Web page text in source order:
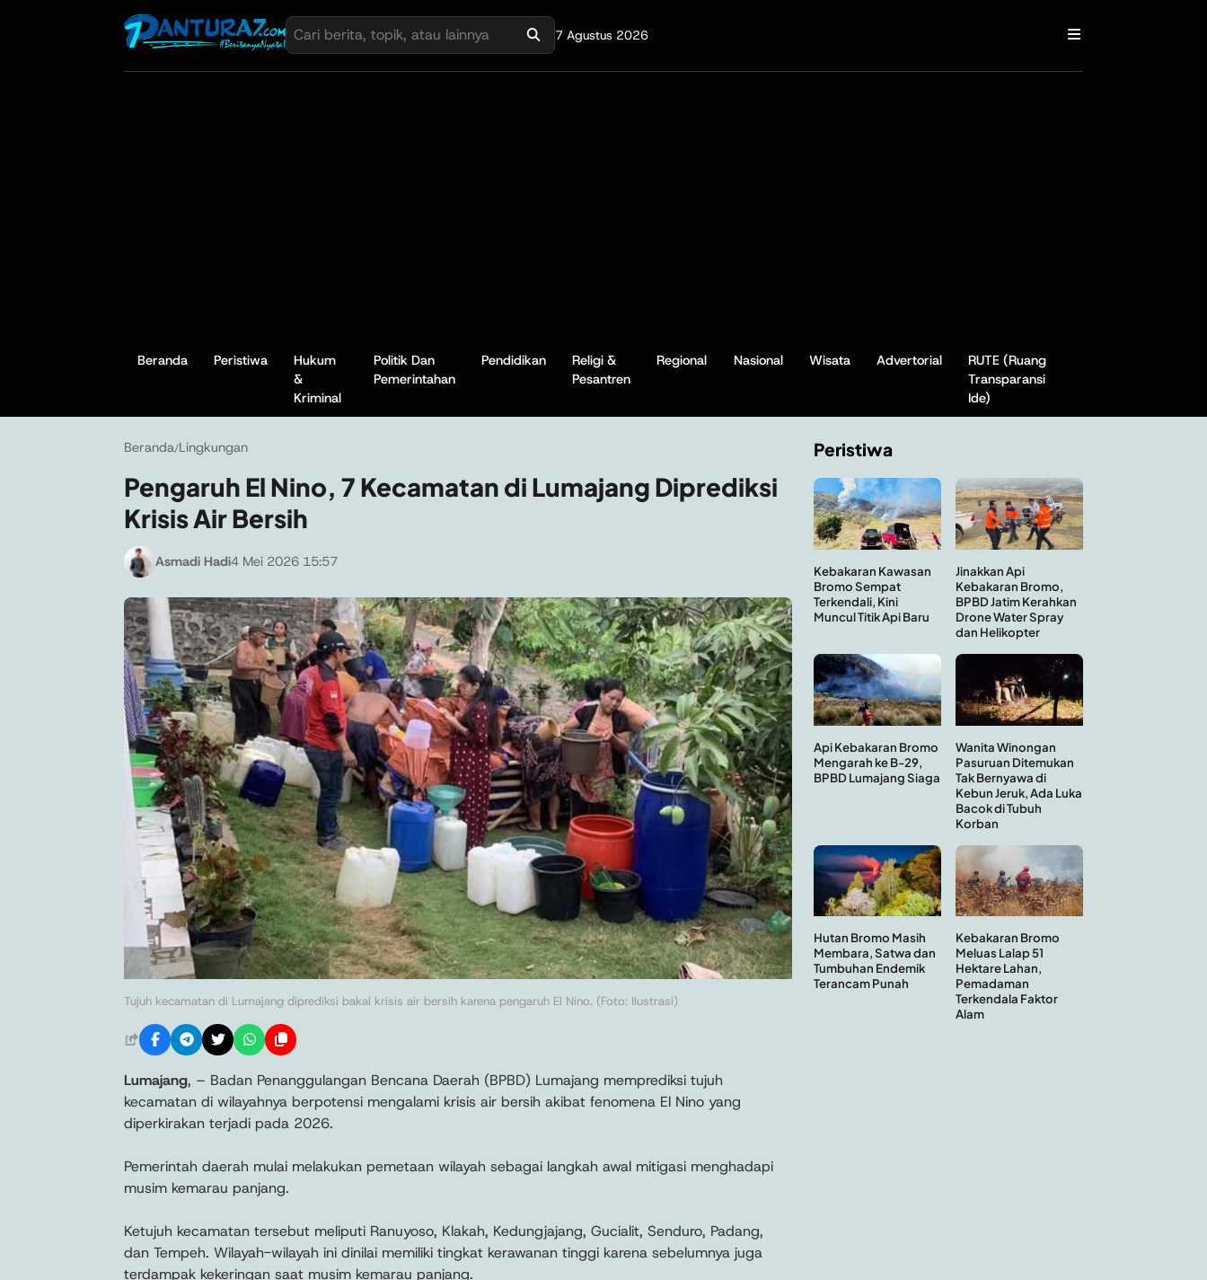
7 Agustus 2026
Beranda Peristiwa
Hukum
&
Kriminal
Politik Dan
Pemerintahan
Pendidikan
Religi &
Pesantren
Regional Nasional Wisata Advertorial
RUTE (Ruang
Transparansi
Ide)
Beranda/Lingkungan
Pengaruh El Nino, 7 Kecamatan di Lumajang Diprediksi
Krisis Air Bersih
Asmadi Hadi4 Mei 2026 15:57
Tujuh kecamatan di Lumajang diprediksi bakal krisis air bersih karena pengaruh El Nino. (Foto: Ilustrasi)
Lumajang, – Badan Penanggulangan Bencana Daerah (BPBD) Lumajang memprediksi tujuh
kecamatan di wilayahnya berpotensi mengalami krisis air bersih akibat fenomena El Nino yang
diperkirakan terjadi pada 2026.
Pemerintah daerah mulai melakukan pemetaan wilayah sebagai langkah awal mitigasi menghadapi
musim kemarau panjang.
Ketujuh kecamatan tersebut meliputi Ranuyoso, Klakah, Kedungjajang, Gucialit, Senduro, Padang,
dan Tempeh. Wilayah-wilayah ini dinilai memiliki tingkat kerawanan tinggi karena sebelumnya juga
terdampak kekeringan saat musim kemarau panjang.
Peristiwa
Kebakaran Kawasan
Bromo Sempat
Terkendali, Kini
Muncul Titik Api Baru
Jinakkan Api
Kebakaran Bromo,
BPBD Jatim Kerahkan
Drone Water Spray
dan Helikopter
Api Kebakaran Bromo
Mengarah ke B-29,
BPBD Lumajang Siaga
Wanita Winongan
Pasuruan Ditemukan
Tak Bernyawa di
Kebun Jeruk, Ada Luka
Bacok di Tubuh
Korban
Hutan Bromo Masih
Membara, Satwa dan
Tumbuhan Endemik
Terancam Punah
Kebakaran Bromo
Meluas Lalap 51
Hektare Lahan,
Pemadaman
Terkendala Faktor
Alam